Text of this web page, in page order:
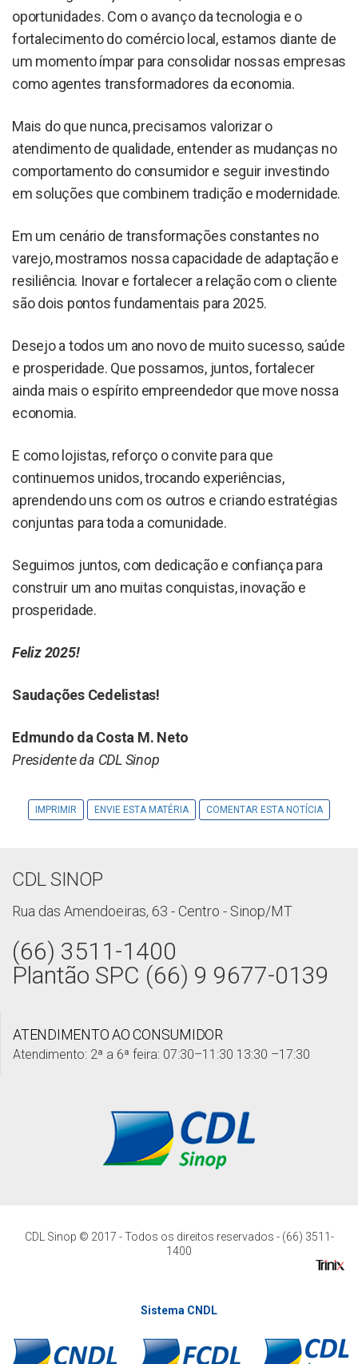
oportunidades. Com o avanço da tecnologia e o
fortalecimento do comércio local, estamos diante de
um momento ímpar para consolidar nossas empresas
como agentes transformadores da economia.
Mais do que nunca, precisamos valorizar o
atendimento de qualidade, entender as mudanças no
comportamento do consumidor e seguir investindo
em soluções que combinem tradição e modernidade.
Em um cenário de transformações constantes no
varejo, mostramos nossa capacidade de adaptação e
resiliência. Inovar e fortalecer a relação com o cliente
são dois pontos fundamentais para 2025.
Desejo a todos um ano novo de muito sucesso, saúde
e prosperidade. Que possamos, juntos, fortalecer
ainda mais o espírito empreendedor que move nossa
economia.
E como lojistas, reforço o convite para que
continuemos unidos, trocando experiências,
aprendendo uns com os outros e criando estratégias
conjuntas para toda a comunidade.
Seguimos juntos, com dedicação e confiança para
construir um ano muitas conquistas, inovação e
prosperidade.
Feliz 2025!
Saudações Cedelistas!
Edmundo da Costa M. Neto
Presidente da CDL Sinop
IMPRIMIR ENVIE ESTA MATÉRIA COMENTAR ESTA NOTÍCIA
CDL SINOP
Rua das Amendoeiras, 63 - Centro - Sinop/MT
(66) 3511-1400
Plantão SPC (66) 9 9677-0139
ATENDIMENTO AO CONSUMIDOR
Atendimento: 2ª a 6ª feira: 07:30–11:30 13:30 –17:30
CDL Sinop © 2017 - Todos os direitos reservados - (66) 3511-
1400
Sistema CNDL